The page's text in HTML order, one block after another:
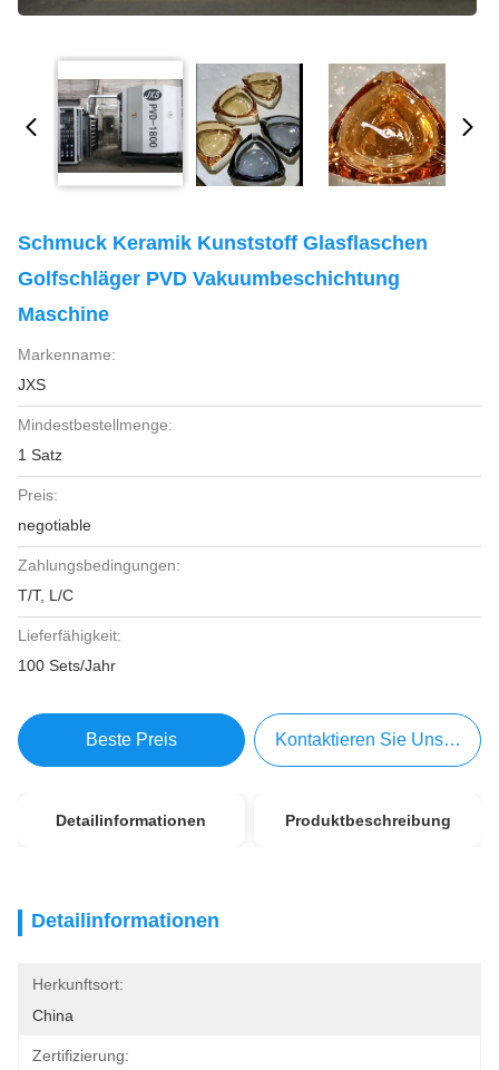
Schmuck Keramik Kunststoff Glasflaschen
Golfschläger PVD Vakuumbeschichtung
Maschine
Markenname:
JXS
Mindestbestellmenge:
1 Satz
Preis:
negotiable
Zahlungsbedingungen:
T/T, L/C
Lieferfähigkeit:
100 Sets/Jahr
Beste Preis Kontaktieren Sie Uns Jetzt
Detailinformationen Produktbeschreibung
Detailinformationen
Herkunftsort:
China
Zertifizierung: